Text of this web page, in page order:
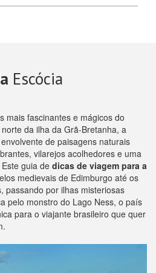
Escócia
mais fascinantes e mágicos do
da ilha da Grã-Bretanha, a
de paisagens naturais
vilarejos acolhedores e uma
guia de dicas de viagem para a
medievais de Edimburgo até os
passando por ilhas misteriosas
pelo monstro do Lago Ness, o país
para o viajante brasileiro que quer